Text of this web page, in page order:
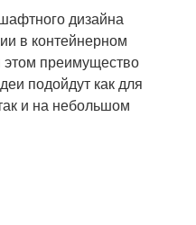
дизайна
в контейнерном
этом преимущество
подойдут как для
и на небольшом